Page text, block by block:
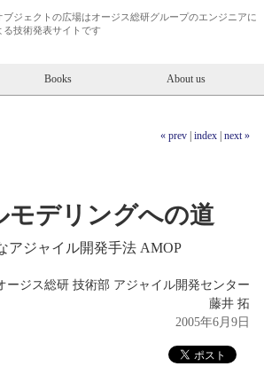
ブジェクトの広場はオージス総研グループのエンジニアに
る技術発表サイトです
Books About us
« prev index next »
モデリングへの道
アジャイル開発手法 AMOP
ージス総研 技術部 アジャイル開発センター
藤井 拓
2005年6月9日